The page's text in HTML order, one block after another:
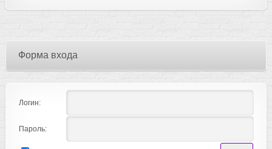
Форма входа
Логин:
Пароль: